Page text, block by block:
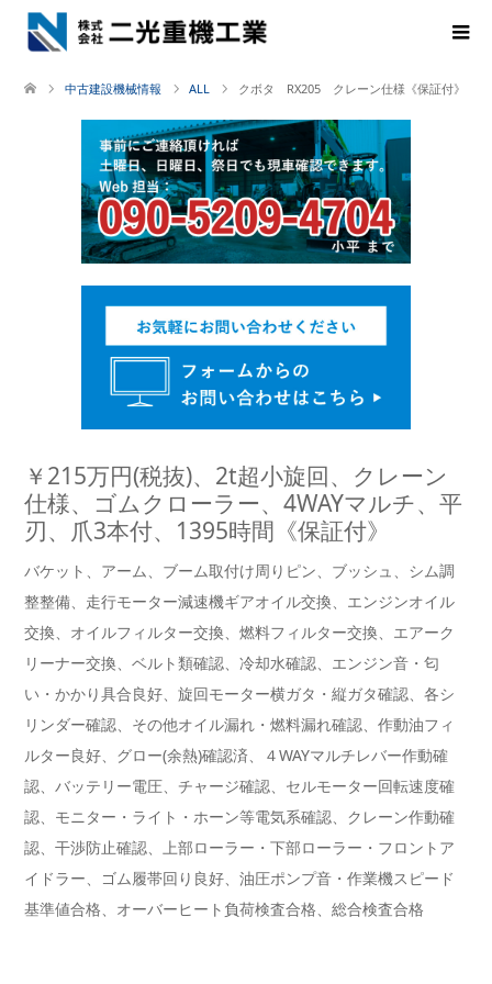
中古建設機械情報 ALL クボタ RX205 クレーン仕様《保証付》
￥215万円(税抜)、2t超小旋回、クレーン
仕様、ゴムクローラー、4WAYマルチ、平
刃、爪3本付、1395時間《保証付》
バケット、アーム、ブーム取付け周りピン、ブッシュ、シム調
整整備、走行モーター減速機ギアオイル交換、エンジンオイル
交換、オイルフィルター交換、燃料フィルター交換、エアーク
リーナー交換、ベルト類確認、冷却水確認、エンジン音・匂
い・かかり具合良好、旋回モーター横ガタ・縦ガタ確認、各シ
リンダー確認、その他オイル漏れ・燃料漏れ確認、作動油フィ
ルター良好、グロー(余熱)確認済、４WAYマルチレバー作動確
認、バッテリー電圧、チャージ確認、セルモーター回転速度確
認、モニター・ライト・ホーン等電気系確認、クレーン作動確
認、干渉防止確認、上部ローラー・下部ローラー・フロントア
イドラー、ゴム履帯回り良好、油圧ポンプ音・作業機スピード
基準値合格、オーバーヒート負荷検査合格、総合検査合格